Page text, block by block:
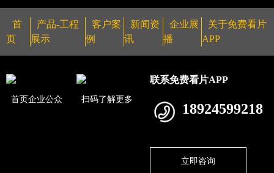
首
页
产品-工程
展示
客户案
例
新闻资
讯
企业展
播
关于免费看片
APP
首页企业公众 扫码了解更多
联系免费看片APP
18924599218
立即咨询